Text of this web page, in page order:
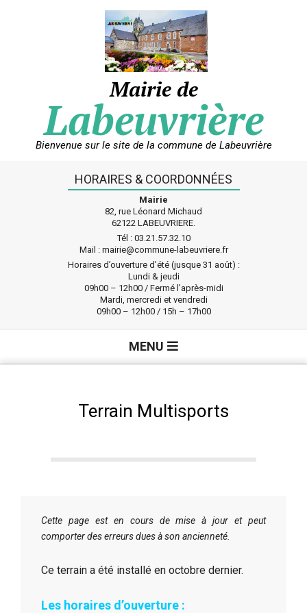
Mairie de
Labeuvrière
Bienvenue sur le site de la commune de Labeuvrière
HORAIRES & COORDONNÉES
Mairie
82, rue Léonard Michaud
62122 LABEUVRIERE.
Tél : 03.21.57.32.10
Mail : mairie@commune-labeuvriere.fr
Horaires d’ouverture d’été (jusque 31 août) :
Lundi & jeudi
09h00 – 12h00 / Fermé l’après-midi
Mardi, mercredi et vendredi
09h00 – 12h00 / 15h – 17h00
MENU
Terrain Multisports
Cette page est en cours de mise à jour et peut
comporter des erreurs dues à son ancienneté.
Ce terrain a été installé en octobre dernier.
Les horaires d’ouverture :